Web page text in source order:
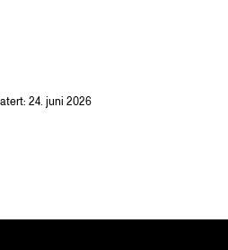
24. juni 2026